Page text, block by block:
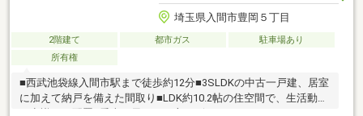
埼玉県入間市豊岡５丁目
2階建て 都市ガス
駐車場あり
所有権
■西武池袋線入間市駅まで徒歩約12分■3SLDKの中古一戸建、居室
に加えて納戸を備えた間取り■LDK約10.2帖の住空間で、生活動線